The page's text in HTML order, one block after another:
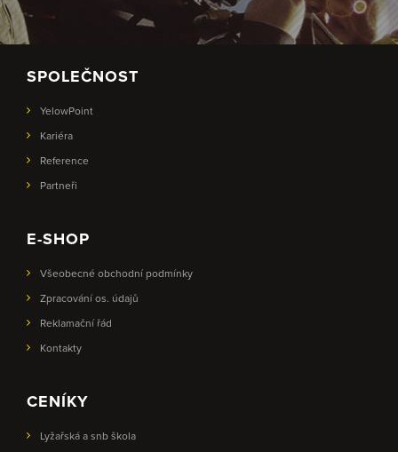
SPOLEČNOST
YelowPoint
Kariéra
Reference
Partneři
E-SHOP
Všeobecné obchodní podmínky
Zpracování os. údajů
Reklamační řád
Kontakty
CENÍKY
Lyžařská a snb škola